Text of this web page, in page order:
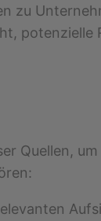
potenzielle
Quellen,